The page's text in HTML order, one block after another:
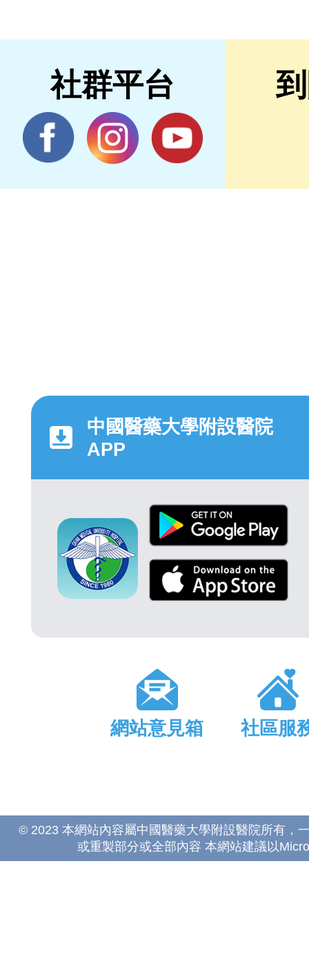
社群平台
中國醫藥大學附設醫院
APP
網站意見箱 社區服
© 2023 本網站內容屬中國醫藥大學附設醫院所有，
或重製部分或全部內容 本網站建議以